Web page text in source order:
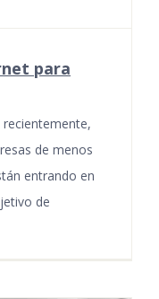
para
recientemente,
de menos
entrando en
de